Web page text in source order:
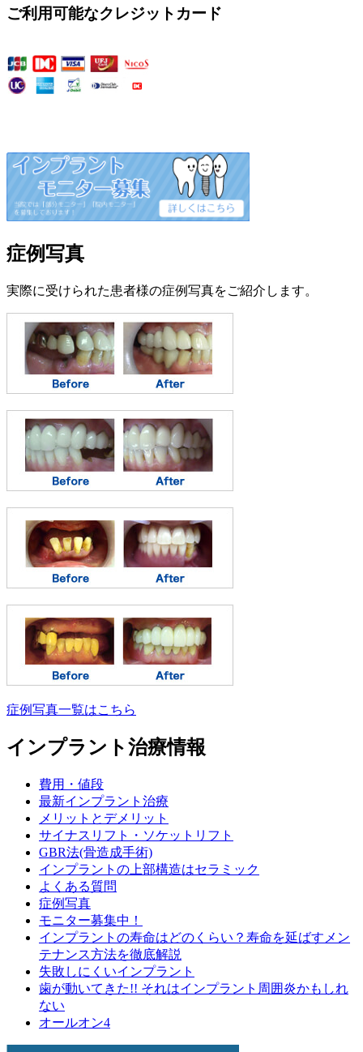
ご利用可能なクレジットカード
症例写真
実際に受けられた患者様の症例写真をご紹介します。
症例写真一覧はこちら
インプラント治療情報
費用・値段
最新インプラント治療
メリットとデメリット
サイナスリフト・ソケットリフト
GBR法(骨造成手術)
インプラントの上部構造はセラミック
よくある質問
症例写真
モニター募集中！
インプラントの寿命はどのくらい？寿命を延ばすメン
テナンス方法を徹底解説
失敗しにくいインプラント
歯が動いてきた!! それはインプラント周囲炎かもしれ
ない
オールオン4